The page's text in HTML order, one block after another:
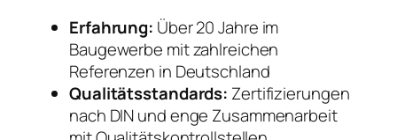
Erfahrung: Über 20 Jahre im
Baugewerbe mit zahlreichen
Referenzen in Deutschland
Qualitätsstandards: Zertifizierungen
nach DIN und enge Zusammenarbeit